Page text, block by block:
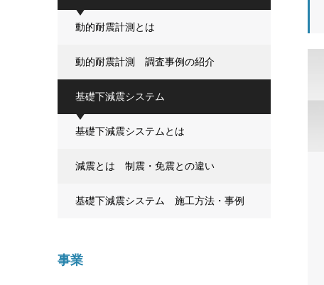
動的耐震計測とは
動的耐震計測 調査事例の紹介
基礎下減震システム
基礎下減震システムとは
減震とは 制震・免震との違い
基礎下減震システム 施工方法・事例
事業